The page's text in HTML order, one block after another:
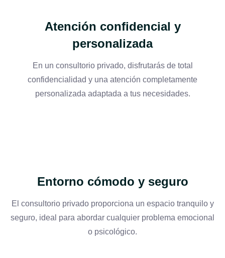
Atención confidencial y
personalizada
En un consultorio privado, disfrutarás de total
confidencialidad y una atención completamente
personalizada adaptada a tus necesidades.
Entorno cómodo y seguro
El consultorio privado proporciona un espacio tranquilo y
seguro, ideal para abordar cualquier problema emocional
o psicológico.